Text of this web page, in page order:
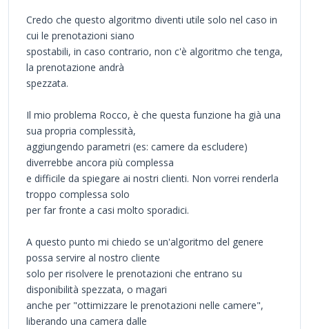
Credo che questo algoritmo diventi utile solo nel caso in
cui le prenotazioni siano
spostabili, in caso contrario, non c'è algoritmo che tenga,
la prenotazione andrà
spezzata.
Il mio problema Rocco, è che questa funzione ha già una
sua propria complessità,
aggiungendo parametri (es: camere da escludere)
diverrebbe ancora più complessa
e difficile da spiegare ai nostri clienti. Non vorrei renderla
troppo complessa solo
per far fronte a casi molto sporadici.
A questo punto mi chiedo se un'algoritmo del genere
possa servire al nostro cliente
solo per risolvere le prenotazioni che entrano su
disponibilità spezzata, o magari
anche per "ottimizzare le prenotazioni nelle camere",
liberando una camera dalle